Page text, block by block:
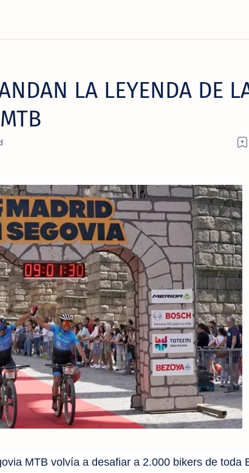
LA LEYENDA DE
MTB volvía a desafiar a 2.000 bikers de toda